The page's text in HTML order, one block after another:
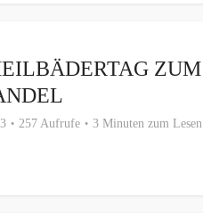
ZUM
257 Aufrufe 3 Minuten zum Lesen